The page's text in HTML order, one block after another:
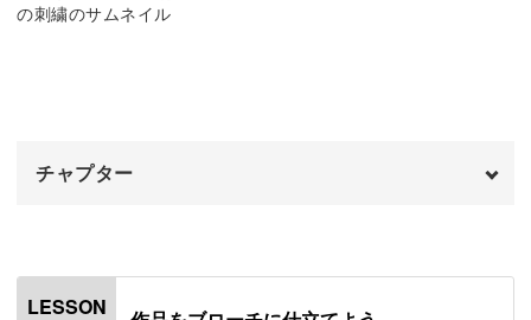
糸を準備する
残りの枝を刺繍する 13:47
チャプター
はじめに
LESSON